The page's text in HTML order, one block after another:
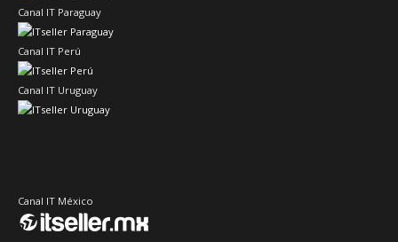
Canal IT Paraguay
Canal IT Perú
Canal IT Uruguay
Canal IT México